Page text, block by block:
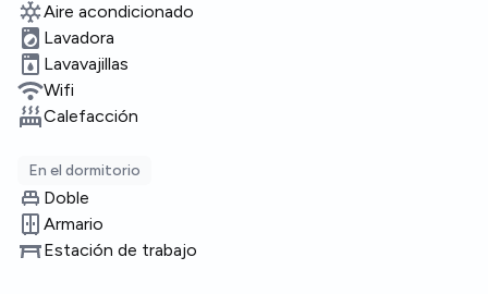
Aire acondicionado
Lavadora
Lavavajillas
Wifi
Calefacción
En el dormitorio
Doble
Armario
Estación de trabajo